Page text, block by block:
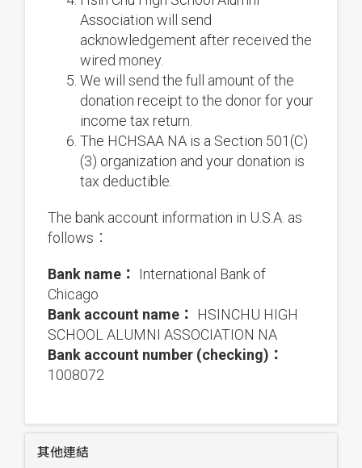
Association will send
acknowledgement after received the
wired money.
We will send the full amount of the
donation receipt to the donor for your
income tax return.
The HCHSAA NA is a Section 501(C)
(3) organization and your donation is
tax deductible.
The bank account information in U.S.A. as
follows：
Bank name：
International Bank of
Chicago
Bank account name：
HSINCHU HIGH
SCHOOL ALUMNI ASSOCIATION NA
Bank account number (checking)：
1008072
其他連結